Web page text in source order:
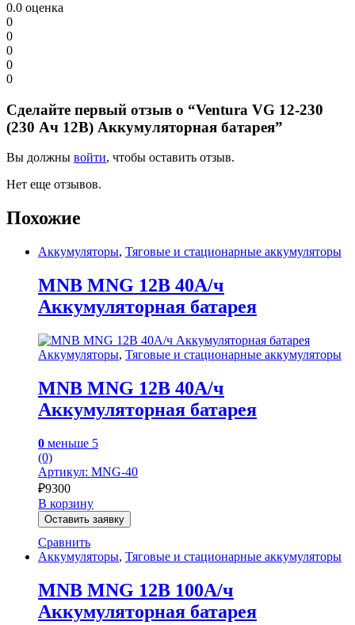
0.0 оценка
0
0
0
0
0
Сделайте первый отзыв о “Ventura VG 12-230
(230 Ач 12В) Аккумуляторная батарея”
Вы должны войти, чтобы оставить отзыв.
Нет еще отзывов.
Похожие
Аккумуляторы, Тяговые и стационарные аккумуляторы
MNB MNG 12В 40А/ч
Аккумуляторная батарея
Аккумуляторы, Тяговые и стационарные аккумуляторы
MNB MNG 12В 40А/ч
Аккумуляторная батарея
0 меньше 5
(0)
Артикул: MNG-40
₽9300
В корзину
Оставить заявку
Сравнить
Аккумуляторы, Тяговые и стационарные аккумуляторы
MNB MNG 12В 100А/ч
Аккумуляторная батарея